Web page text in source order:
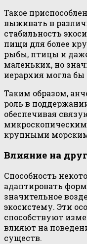
Такое
выживать в
стабильность
пищи для более
рыбы, птицы и
маленьких, но
иерархия могла
Таким образом,
роль в
обеспечивая
крупными
Влияние на
Способность
адаптировать
значительное
экосистему. Эти
способствуют
влияют на
существ.